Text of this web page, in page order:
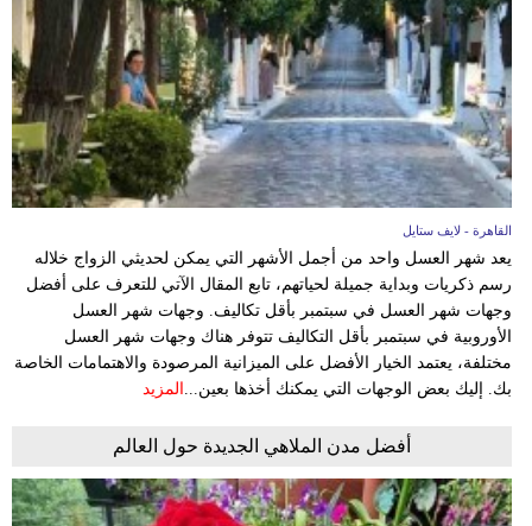
القاهرة - لايف ستايل
يعد شهر العسل واحد من أجمل الأشهر التي يمكن لحديثي الزواج خلاله
رسم ذكريات وبداية جميلة لحياتهم، تابع المقال الآتي للتعرف على أفضل
وجهات شهر العسل في سبتمبر بأقل تكاليف. وجهات شهر العسل
الأوروبية في سبتمبر بأقل التكاليف تتوفر هناك وجهات شهر العسل
مختلفة، يعتمد الخيار الأفضل على الميزانية المرصودة والاهتمامات الخاصة
بك. إليك بعض الوجهات التي يمكنك أخذها بعين... المزيد
أفضل مدن الملاهي الجديدة حول العالم